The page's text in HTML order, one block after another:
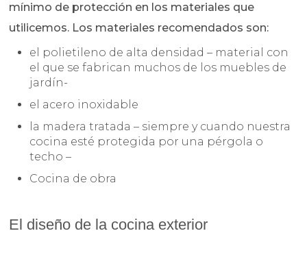
mínimo de protección en los materiales que
utilicemos. Los materiales recomendados son:
el polietileno de alta densidad – material con
el que se fabrican muchos de los muebles de
jardín-
el acero inoxidable
la madera tratada – siempre y cuando nuestra
cocina esté protegida por una pérgola o
techo –
Cocina de obra
El diseño de la cocina exterior